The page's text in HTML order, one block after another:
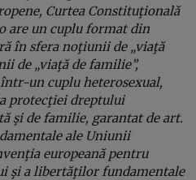
Curtea Constituţională
are un cuplu format din
în sfera noţiunii de „viaţă
de „viaţă de familie”,
un cuplu heterosexual,
protecţiei dreptului
şi de familie, garantat de art.
ale Uniunii
europeană pentru
şi a libertăţilor fundamentale